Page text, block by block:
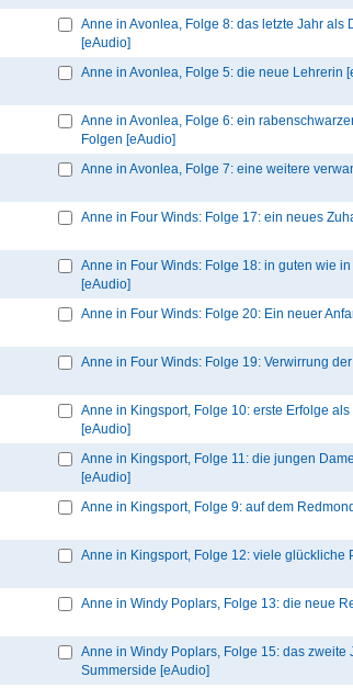
Anne in Avonlea, Folge 8: das letzte Jahr als
[eAudio]
Anne in Avonlea, Folge 5: die neue Lehrerin
Anne in Avonlea, Folge 6: ein
Folgen [eAudio]
Anne in Avonlea, Folge 7: eine weitere
Anne in Four Winds: Folge 17: ein neues
Anne in Four Winds: Folge 18: in guten wie
[eAudio]
Anne in Four Winds: Folge 20: Ein neuer
Anne in Four Winds: Folge 19: Verwirrung
Anne in Kingsport, Folge 10: erste Erfolge als
[eAudio]
Anne in Kingsport, Folge 11: die jungen
[eAudio]
Anne in Kingsport, Folge 9: auf dem
Anne in Kingsport, Folge 12: viele glückliche
Anne in Windy Poplars, Folge 13: die neue
Anne in Windy Poplars, Folge 15: das zweite
Summerside [eAudio]